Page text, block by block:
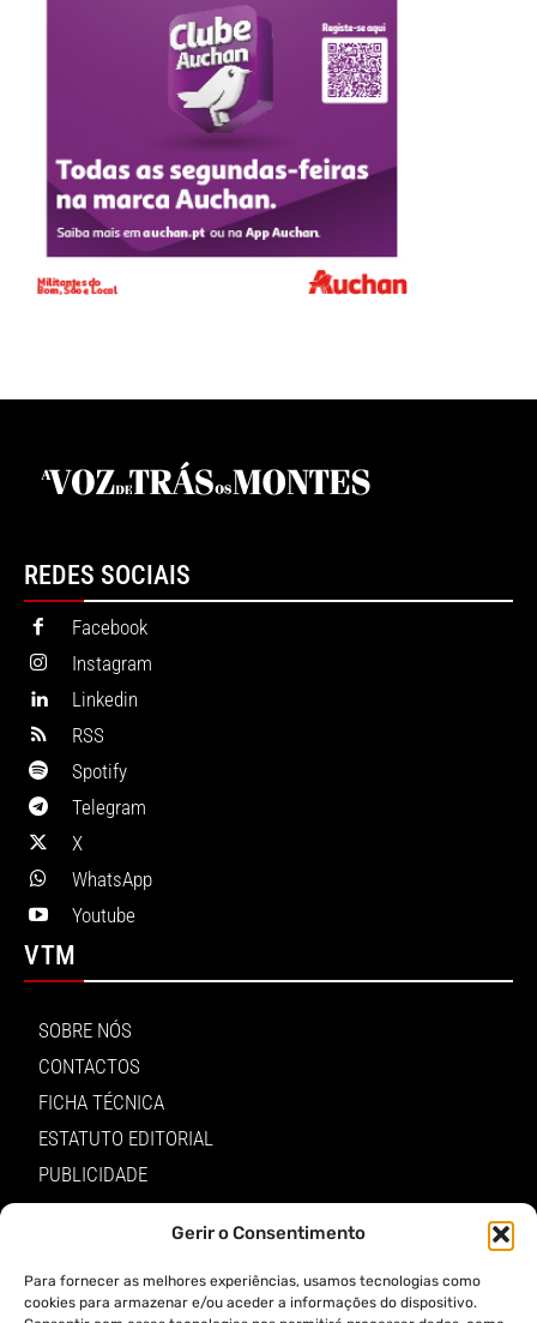
Gerir o Consentimento
Para fornecer as melhores experiências, usamos tecnologias como
cookies para armazenar e/ou aceder a informações do dispositivo.
REDES SOCIAIS
Facebook
Instagram
Linkedin
RSS
Spotify
Telegram
X
WhatsApp
Youtube
VTM
SOBRE NÓS
CONTACTOS
FICHA TÉCNICA
ESTATUTO EDITORIAL
PUBLICIDADE
LOJA
TERMOS E PRIVACIDADE